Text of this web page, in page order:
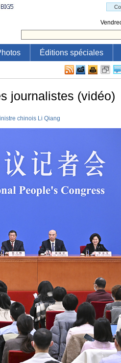
Éditions spéciales
journalistes (vidéo)
chinois Li Qiang